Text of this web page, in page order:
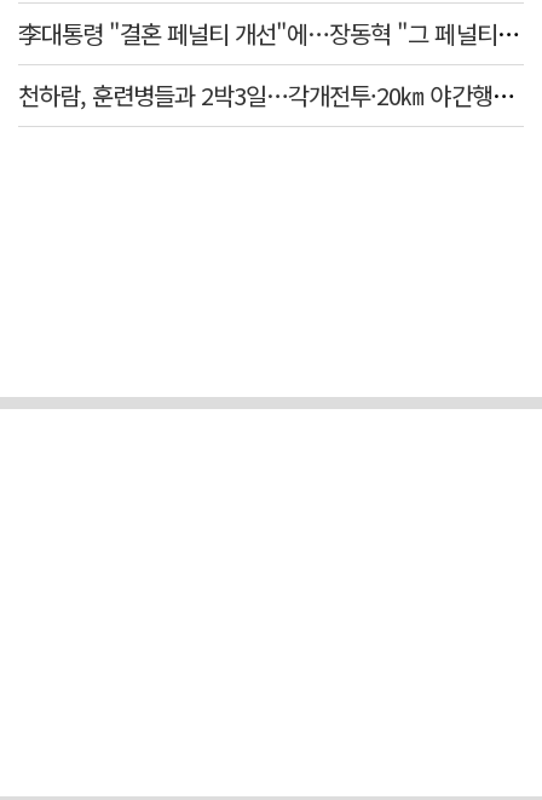
李대통령 "결혼 페널티 개선"에…장동혁 "그 페널티 만든 게 이 정권"
천하람, 훈련병들과 2박3일…각개전투·20㎞ 야간행군 체험